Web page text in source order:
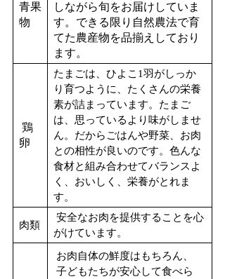
青果
物
しながら旬をお届けしていま
す。できる限り自然農法で育
てた農産物を品揃えしており
ます。
鶏
卵
たまごは、ひよこ 1羽がしっか
り育つように、たくさんの栄養
素が詰まっています。たまご
は、思っているより味がしませ
ん。だからごはんや野菜、お肉
との相性が良いのです。色んな
食材と組み合わせてバランスよ
く、おいしく、栄養がとれま
す。
肉類
安全なお肉を提供することを心
がけています。
お肉自体の鮮度はもちろん、
子どもたちが安心して食べら